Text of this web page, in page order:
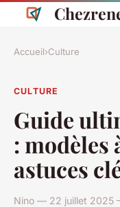
Accueil›Culture
CULTURE
Guide
: modèles
astuces
Nino — 22 juillet 2025